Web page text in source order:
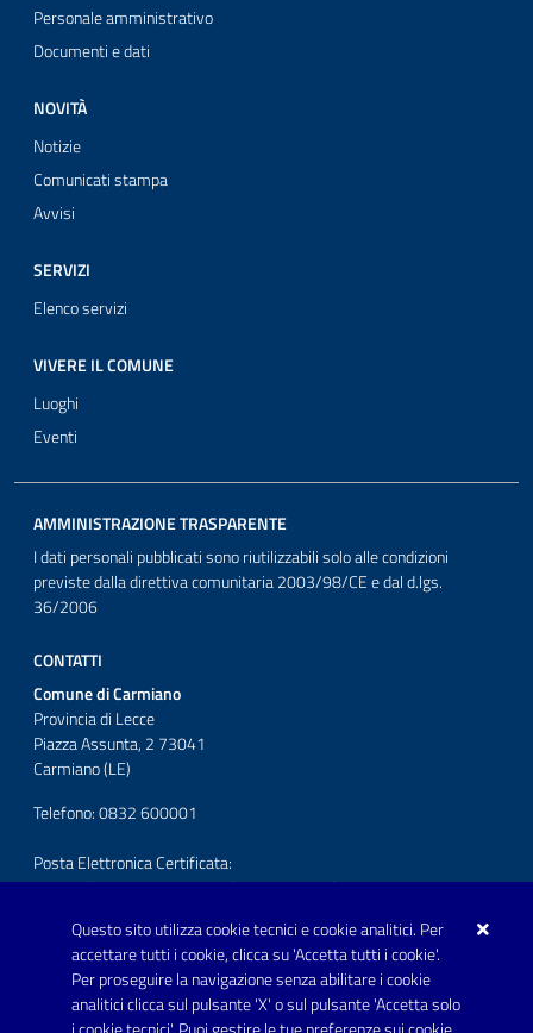
Questo sito utilizza cookie tecnici e cookie analitici. Per
accettare tutti i cookie, clicca su 'Accetta tutti i cookie'.
Per proseguire la navigazione senza abilitare i cookie
analitici clicca sul pulsante 'X' o sul pulsante 'Accetta solo
Personale amministrativo
Documenti e dati
NOVITÀ
Notizie
Comunicati stampa
Avvisi
SERVIZI
Elenco servizi
VIVERE IL COMUNE
Luoghi
Eventi
AMMINISTRAZIONE TRASPARENTE
I dati personali pubblicati sono riutilizzabili solo alle condizioni
previste dalla direttiva comunitaria 2003/98/CE e dal d.lgs.
36/2006
CONTATTI
Comune di Carmiano
Provincia di Lecce
Piazza Assunta, 2 73041
Carmiano (LE)
Telefono: 0832 600001
Posta Elettronica Certificata:
protocollo.comunecarmiano@pec.rupar.puglia.it
URP - Ufficio Relazioni con il Pubblico
SEGUICI SU
Youtube